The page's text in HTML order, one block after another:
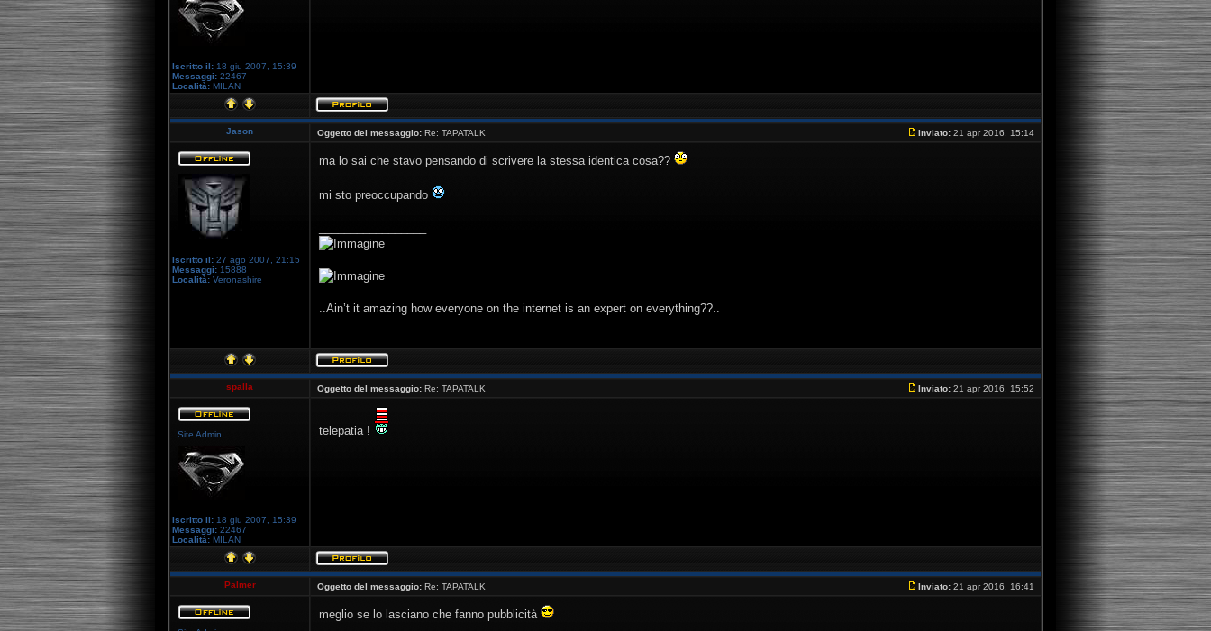
Iscritto il: 18 giu 2007, 15:39
Messaggi: 22467
Località: MILAN
Jason Oggetto del messaggio: Re: TAPATALK Inviato: 21 apr 2016, 15:14
Iscritto il: 27 ago 2007, 21:15
Messaggi: 15888
Località: Veronashire
ma lo sai che stavo pensando di scrivere la stessa identica cosa??
mi sto preoccupando
..Ain’t it amazing how everyone on the internet is an expert on everything??..
spalla Oggetto del messaggio: Re: TAPATALK Inviato: 21 apr 2016, 15:52
Site Admin
Iscritto il: 18 giu 2007, 15:39
Messaggi: 22467
Località: MILAN
telepatia !
Palmer Oggetto del messaggio: Re: TAPATALK Inviato: 21 apr 2016, 16:41
meglio se lo lasciano che fanno pubblicità